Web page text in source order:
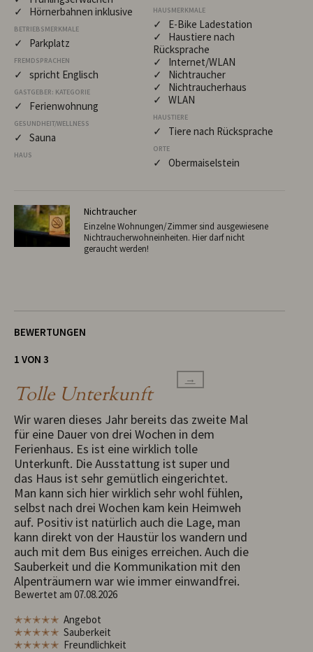
✓ Hörnerbahnen inklusive
BETRIEBSMERKMALE
✓ Parkplatz
FREMDSPRACHEN
✓ spricht Englisch
GASTGEBER: KATEGORIE
✓ Ferienwohnung
GESUNDHEIT/WELLNESS
✓ Sauna
HAUS
HAUSMERKMALE
✓ E-Bike Ladestation
✓ Haustiere nach
Rücksprache
✓ Internet/WLAN
✓ Nichtraucher
✓ Nichtraucherhaus
✓ WLAN
HAUSTIERE
✓ Tiere nach Rücksprache
ORTE
✓ Obermaiselstein
Nichtraucher
Einzelne Wohnungen/Zimmer sind ausgewiesene
Nichtraucherwohneinheiten. Hier darf nicht
geraucht werden!
BEWERTUNGEN
1 VON 3
→
Tolle Unterkunft
Wir waren dieses Jahr bereits das zweite Mal
für eine Dauer von drei Wochen in dem
Ferienhaus. Es ist eine wirklich tolle
Unterkunft. Die Ausstattung ist super und
das Haus ist sehr gemütlich eingerichtet.
Man kann sich hier wirklich sehr wohl fühlen,
selbst nach drei Wochen kam kein Heimweh
auf. Positiv ist natürlich auch die Lage, man
kann direkt von der Haustür los wandern und
auch mit dem Bus einiges erreichen. Auch die
Sauberkeit und die Kommunikation mit den
Alpenträumern war wie immer einwandfrei.
Bewertet am 07.08.2026
✭✭✭✭✭ Angebot
✭✭✭✭✭ Sauberkeit
✭✭✭✭✭ Freundlichkeit